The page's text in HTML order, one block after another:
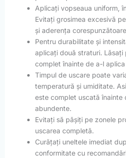
Aplicați vopseaua uniform,
Evitați grosimea excesivă
și aderența
Pentru durabilitate și
aplicați două straturi. Lăsați
complet înainte de a-l
Timpul de uscare poate
temperatură și umiditate.
este complet uscată înainte
abundente.
Evitați să pășiți pe zonele
uscarea completă.
Curățați uneltele imediat
conformitate cu